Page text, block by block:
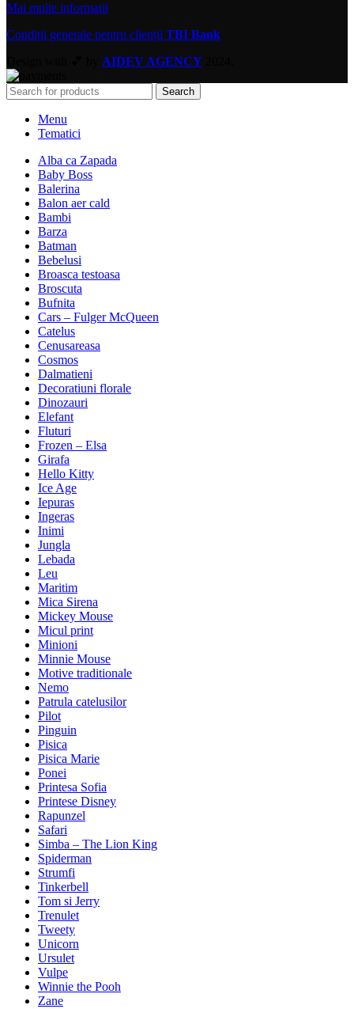
Mai multe informatii
Condiții generale pentru clienții TBI Bank
AIDEV AGENCY
Search
Menu
Tematici
Alba ca Zapada
Baby Boss
Balerina
Balon aer cald
Bambi
Barza
Batman
Bebelusi
Broasca testoasa
Broscuta
Bufnita
Cars – Fulger McQueen
Catelus
Cenusareasa
Cosmos
Dalmatieni
Decoratiuni florale
Dinozauri
Elefant
Fluturi
Frozen – Elsa
Girafa
Hello Kitty
Ice Age
Iepuras
Ingeras
Inimi
Jungla
Lebada
Leu
Maritim
Mica Sirena
Mickey Mouse
Micul print
Minioni
Minnie Mouse
Motive traditionale
Nemo
Patrula catelusilor
Pilot
Pinguin
Pisica
Pisica Marie
Ponei
Printesa Sofia
Printese Disney
Rapunzel
Safari
Simba – The Lion King
Spiderman
Strumfi
Tinkerbell
Tom si Jerry
Trenulet
Tweety
Unicorn
Ursulet
Vulpe
Winnie the Pooh
Zane